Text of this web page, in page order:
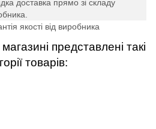
доставка прямо зі складу
якості від виробника
представлені такі
товарів: